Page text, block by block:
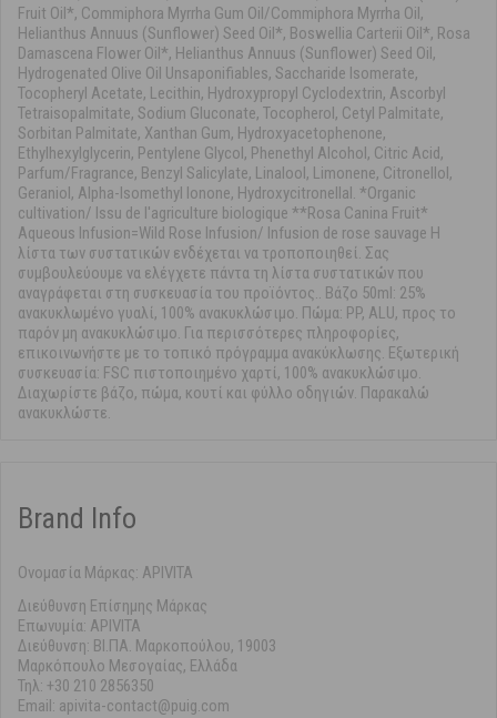
Fruit Oil*, Commiphora Myrrha Gum Oil/Commiphora Myrrha Oil,
Helianthus Annuus (Sunflower) Seed Oil*, Boswellia Carterii Oil*, Rosa
Damascena Flower Oil*, Helianthus Annuus (Sunflower) Seed Oil,
Hydrogenated Olive Oil Unsaponifiables, Saccharide Isomerate,
Tocopheryl Acetate, Lecithin, Hydroxypropyl Cyclodextrin, Ascorbyl
Tetraisopalmitate, Sodium Gluconate, Tocopherol, Cetyl Palmitate,
Sorbitan Palmitate, Xanthan Gum, Hydroxyacetophenone,
Ethylhexylglycerin, Pentylene Glycol, Phenethyl Alcohol, Citric Acid,
Parfum/Fragrance, Benzyl Salicylate, Linalool, Limonene, Citronellol,
Geraniol, Alpha-Isomethyl Ionone, Hydroxycitronellal. *Organic
cultivation/ Issu de l'agriculture biologique **Rosa Canina Fruit*
Aqueous Infusion=Wild Rose Infusion/ Infusion de rose sauvage Η
λίστα των συστατικών ενδέχεται να τροποποιηθεί. Σας
συμβουλεύουμε να ελέγχετε πάντα τη λίστα συστατικών που
αναγράφεται στη συσκευασία του προϊόντος.. Βάζο 50ml: 25%
ανακυκλωμένο γυαλί, 100% ανακυκλώσιμο. Πώμα: PP, ALU, προς το
παρόν μη ανακυκλώσιμo. Για περισσότερες πληροφορίες,
επικοινωνήστε με το τοπικό πρόγραμμα ανακύκλωσης. Εξωτερική
συσκευασία: FSC πιστοποιημένο χαρτί, 100% ανακυκλώσιμο.
Διαχωρίστε βάζο, πώμα, κουτί και φύλλο οδηγιών. Παρακαλώ
ανακυκλώστε.
Brand Info
Ονομασία Μάρκας: APIVITA
Διεύθυνση Επίσημης Μάρκας
Επωνυμία: APIVITA
Διεύθυνση: ΒΙ.ΠΑ. Μαρκοπούλου, 19003
Μαρκόπουλο Μεσογαίας, Ελλάδα
Τηλ: +30 210 2856350
Email: apivita-contact@puig.com